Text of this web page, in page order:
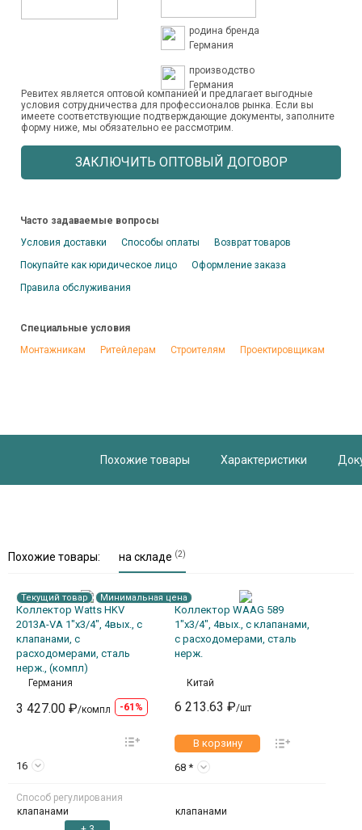
родина бренда
Германия
производство
Германия
Ревитех является оптовой компанией и предлагает выгодные
условия сотрудничества для профессионалов рынка. Если вы
имеете соответствующие подтверждающие документы, заполните
форму ниже, мы обязательно ее рассмотрим.
ЗАКЛЮЧИТЬ ОПТОВЫЙ ДОГОВОР
Часто задаваемые вопросы
Условия доставки
Способы оплаты
Возврат товаров
Покупайте как юридическое лицо
Оформление заказа
Правила обслуживания
Специальные условия
Монтажникам
Ритейлерам Строителям Проектировщикам
Похожие товары Характеристики
Похожие товары: на складе (2)
Текущий товар Минимальная цена
Коллектор Watts HKV
2013A-VA 1"х3/4", 4вых., c
клапанами, с
расходомерами, сталь
нерж., (компл)
Коллектор WAAG 589
1"х3/4", 4вых., c клапанами,
с расходомерами, сталь
нерж.
Германия
3 427.00 ₽/компл -61%
Китай
6 213.63 ₽/шт
16
В корзину
68 *
Способ регулирования
клапанами
клапанами